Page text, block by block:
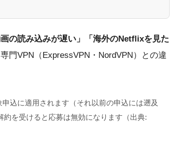
画の読み込みが遅い」「海外のNetflixを見た
門VPN（ExpressVPN・NordVPN）との違
込に適用されます（それ以前の申込には遡及
を受けると応募は無効になります（出典: